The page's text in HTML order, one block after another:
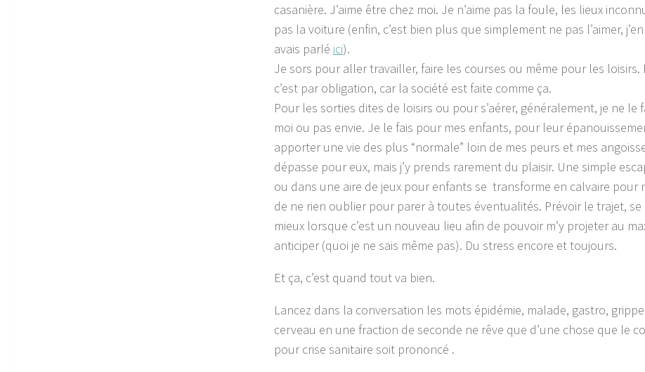
casanière. J’aime être chez moi. Je n’aime pas la foule, les lieux
pas la voiture (enfin, c’est bien plus que simplement ne pas l’aimer, j’en
avais parlé ici).
Je sors pour aller travailler, faire les courses ou même pour les loisirs.
c’est par obligation, car la société est faite comme ça.
Pour les sorties dites de loisirs ou pour s’aérer, généralement, je ne le
moi ou pas envie. Je le fais pour mes enfants, pour leur
apporter une vie des plus “normale” loin de mes peurs et mes
dépasse pour eux, mais j’y prends rarement du plaisir. Une simple
ou dans une aire de jeux pour enfants se transforme en calvaire pour
de ne rien oublier pour parer à toutes éventualités. Prévoir le trajet, se
mieux lorsque c’est un nouveau lieu afin de pouvoir m’y projeter au
anticiper (quoi je ne sais même pas). Du stress encore et toujours.
Et ça, c’est quand tout va bien.
Lancez dans la conversation les mots épidémie, malade, gastro,
cerveau en une fraction de seconde ne rêve que d’une chose que le
pour crise sanitaire soit prononcé .